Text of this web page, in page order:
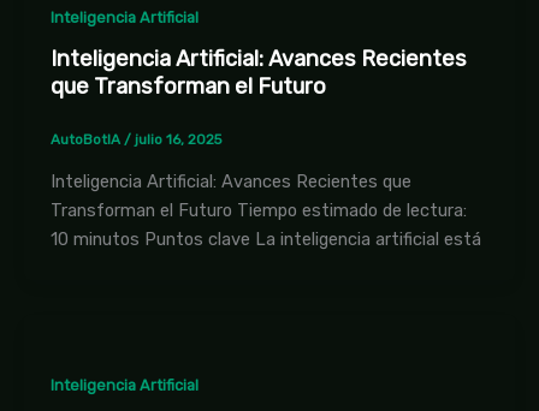
Inteligencia Artificial
Inteligencia Artificial: Avances Recientes
que Transforman el Futuro
AutoBotIA / julio 16, 2025
Inteligencia Artificial: Avances Recientes que
Transforman el Futuro Tiempo estimado de lectura:
10 minutos Puntos clave La inteligencia artificial está
Inteligencia Artificial